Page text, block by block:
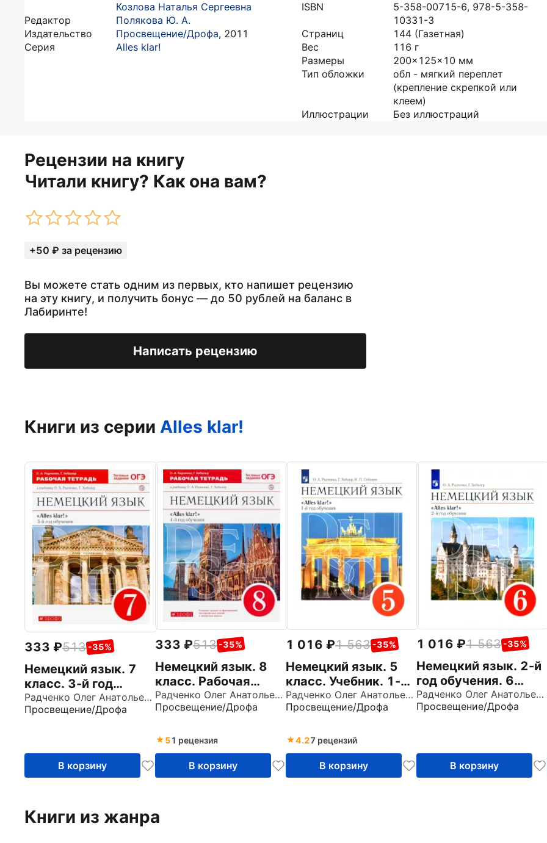
Козлова Наталья Сергеевна
Редактор
Полякова Ю. А.
Издательство
Просвещение/Дрофа, 2011
Серия
Alles klar!
ISBN
5-358-00715-6, 978-5-358-
10331-3
Страниц
144 (Газетная)
Вес
116 г
Размеры
200x125x10 мм
Тип обложки
обл - мягкий переплет
(крепление скрепкой или
клеем)
Иллюстрации
Без иллюстраций
Рецензии на книгу
Читали книгу? Как она вам?
+50 ₽ за рецензию
Вы можете стать одним из первых, кто напишет рецензию
на эту книгу, и получить бонус — до 50 рублей на баланс в
Лабиринте!
Написать рецензию
Книги из серии Alles klar!
333 513 -35%
Немецкий язык. 7
класс. 3-й год
обучения. Рабочая
тетрадь к учебнику
Радченко Олег Анатольевич
Просвещение/Дрофа
В корзину
333 513 -35%
Немецкий язык. 8
класс. Рабочая
тетрадь к учебнику
О.А. Радченко, Г.
обучения. ФГОС
Радченко Олег Анатольевич
Просвещение/Дрофа
51 рецензия
В корзину
1 016 1 563 -35%
Немецкий язык. 5
класс. Учебник. 1-й
год обучения. ФГОСРадченко Олег Анатольевич
Просвещение/Дрофа
4.27 рецензий
В корзину
1 016 1 563 -35%
Немецкий язык. 2-й
год обучения. 6
класс. Учебник.
ФГОС
Радченко Олег Анатольевич
Просвещение/Дрофа
В корзину
Книги из жанра